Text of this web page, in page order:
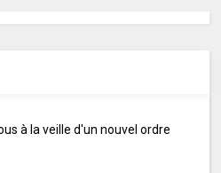
à la veille d'un nouvel ordre